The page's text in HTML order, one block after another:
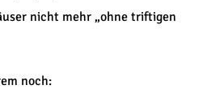
nicht mehr „ohne triftigen
noch: